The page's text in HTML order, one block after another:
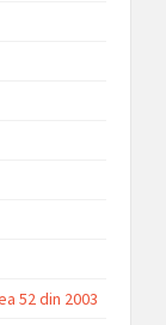
52 din 2003